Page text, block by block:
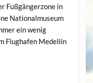
Fußgängerzone in
Nationalmuseum
ein wenig
Flughafen Medellín